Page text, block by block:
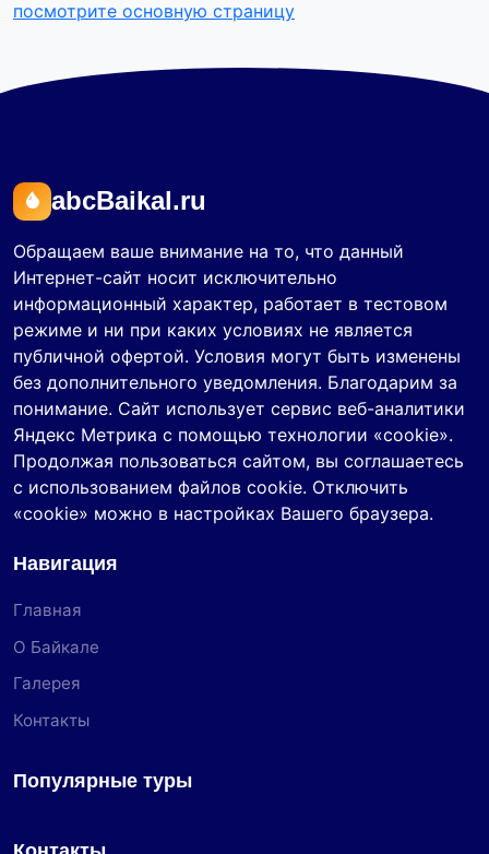
посмотрите основную страницу
abcBaikal.ru
Обращаем ваше внимание на то, что данный
Интернет-сайт носит исключительно
информационный характер, работает в тестовом
режиме и ни при каких условиях не является
публичной офертой. Условия могут быть изменены
без дополнительного уведомления. Благодарим за
понимание. Сайт использует сервис веб-аналитики
Яндекс Метрика с помощью технологии «cookie».
Продолжая пользоваться сайтом, вы соглашаетесь
с использованием файлов cookie. Отключить
«cookie» можно в настройках Вашего браузера.
Навигация
Главная
О Байкале
Галерея
Контакты
Популярные туры